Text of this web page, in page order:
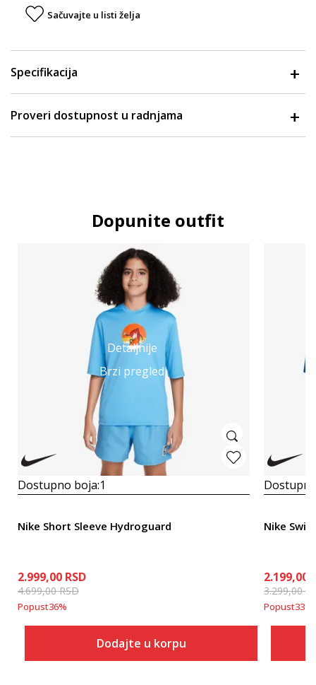
Sačuvajte u listi želja
Specifikacija
Proveri dostupnost u radnjama
Dopunite outfit
Detaljnije
Brzi pregled
Dostupno boja:1
Nike Short Sleeve Hydroguard
2.999,00 RSD
4.699,00RSD
Popust36%
Dodajte u korpu
Nike Swim
2.199,00
3.299,00
Popust33%